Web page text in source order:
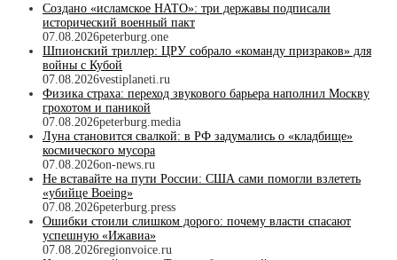
Создано «исламское НАТО»: три державы подписали
исторический военный пакт
07.08.2026peterburg.one
Шпионский триллер: ЦРУ собрало «команду призраков» для
войны с Кубой
07.08.2026vestiplaneti.ru
Физика страха: переход звукового барьера наполнил Москву
грохотом и паникой
07.08.2026peterburg.media
Луна становится свалкой: в РФ задумались о «кладбище»
космического мусора
07.08.2026on-news.ru
Не вставайте на пути России: США сами помогли взлететь
«убийце Boeing»
07.08.2026peterburg.press
Ошибки стоили слишком дорого: почему власти спасают
успешную «Ижавиа»
07.08.2026regionvoice.ru